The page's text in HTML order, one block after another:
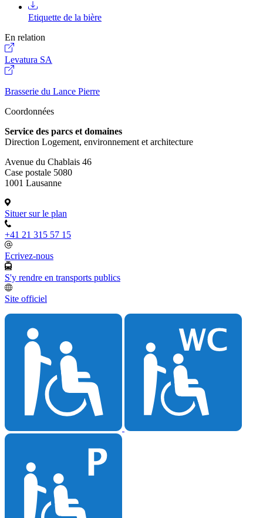
Etiquette de la bière
En relation
Levatura SA
Brasserie du Lance Pierre
Coordonnées
Service des parcs et domaines
Direction Logement, environnement et architecture
Avenue du Chablais 46
Case postale 5080
1001 Lausanne
Situer sur le plan
+41 21 315 57 15
Ecrivez-nous
S'y rendre en transports publics
Site officiel